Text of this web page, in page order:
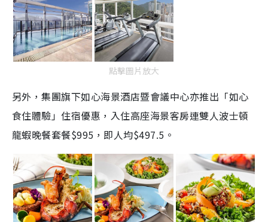
點擊圖片放大
另外，集團旗下如心海景酒店暨會議中心亦推出「如心
食住體驗」住宿優惠，入住高座海景客房連雙人波士頓
龍蝦晚餐套餐$995，即人均$497.5。